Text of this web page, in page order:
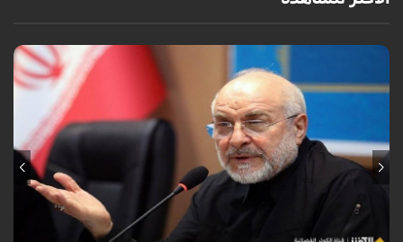
أكد رئيس مجلس الشورى الإسلامي الإيراني أن التصريحات الاستعراضية
والتهديدات المتكررة لم تعد تُجدي نفعاً، واصفاً إياها بالدبلوماسية الفاشلة.